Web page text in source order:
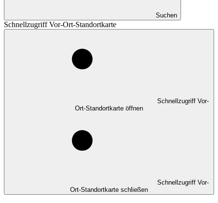
Suchen
Schnellzugriff Vor-Ort-Standortkarte
Schnellzugriff Vor-
Ort-Standortkarte öffnen
Schnellzugriff Vor-
Ort-Standortkarte schließen